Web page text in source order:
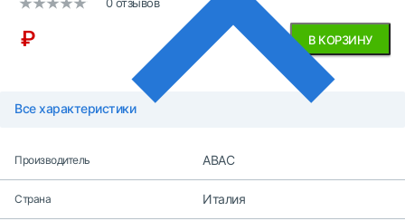
₽ В КОРЗИНУ
Все характеристики
Производитель ABAC
Страна Италия